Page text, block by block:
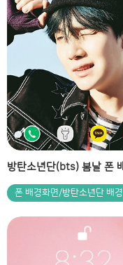
폰 배경화면/방탄소년단 배경